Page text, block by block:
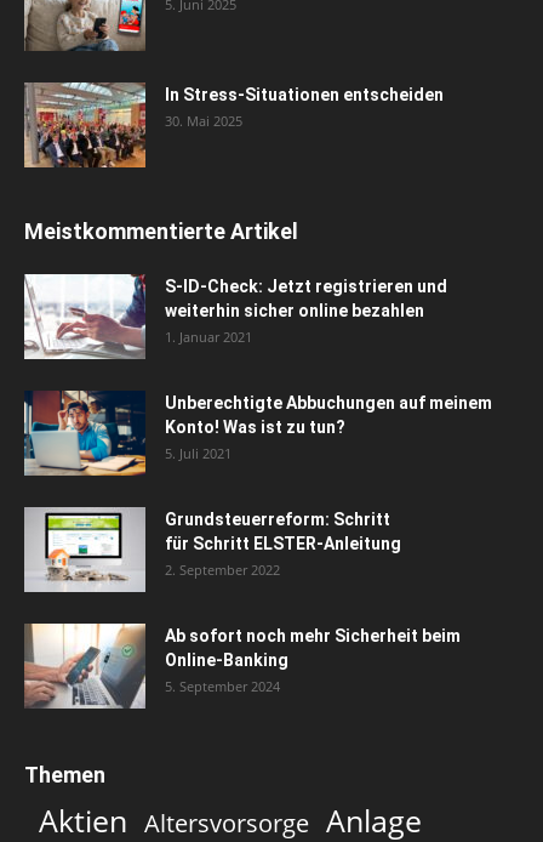
5. Juni 2025
In Stress-Situationen entscheiden
30. Mai 2025
Meistkommentierte Artikel
S-ID-Check: Jetzt registrieren und
weiterhin sicher online bezahlen
1. Januar 2021
Unberechtigte Abbuchungen auf meinem
Konto! Was ist zu tun?
5. Juli 2021
Grundsteuerreform: Schritt
für Schritt ELSTER-Anleitung
2. September 2022
Ab sofort noch mehr Sicherheit beim
Online-Banking
5. September 2024
Themen
Aktien Altersvorsorge Anlage